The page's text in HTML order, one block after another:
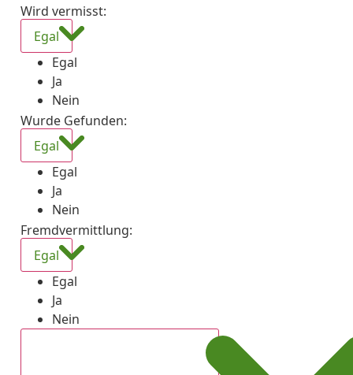
Wird vermisst:
Egal
Egal
Ja
Nein
Wurde Gefunden:
Egal
Egal
Ja
Nein
Fremdvermittlung:
Egal
Egal
Ja
Nein